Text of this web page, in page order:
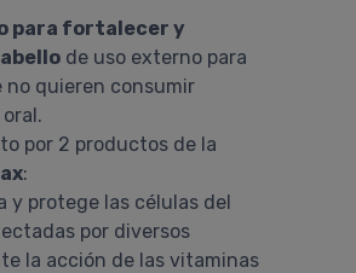
para fortalecer y
de uso externo para
no quieren consumir
por 2 productos de la
:
y protege las células del
por diversos
la acción de las vitaminas